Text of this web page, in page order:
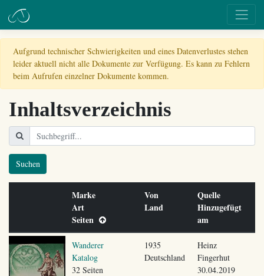
Aufgrund technischer Schwierigkeiten und eines Datenverlustes stehen
leider aktuell nicht alle Dokumente zur Verfügung. Es kann zu Fehlern
beim Aufrufen einzelner Dokumente kommen.
Inhaltsverzeichnis
Suchen
Marke
Art
Seiten
Von
Land
Quelle
Hinzugefügt
am
Wanderer
Katalog
32 Seiten
1935
Deutschland
Heinz
Fingerhut
30.04.2019